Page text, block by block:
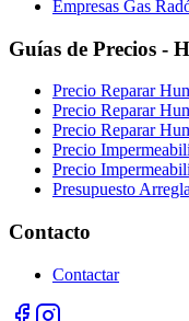
Empresas Gas
Guías de Precios -
Precio Reparar
Precio Reparar
Precio Reparar
Precio
Precio
Presupuesto
Contacto
Contactar